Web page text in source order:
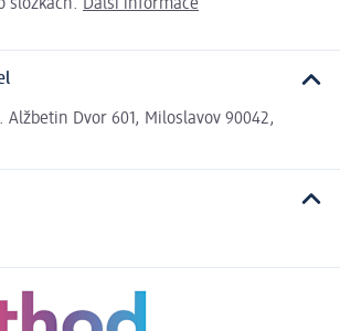
složkách. Další informace
Alžbetin Dvor 601, Miloslavov 90042,